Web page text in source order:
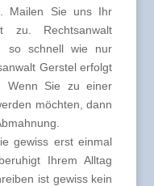
Mailen Sie uns Ihr
zu. Rechtsanwalt
so schnell wie nur
Gerstel erfolgt
Wenn Sie zu einer
möchten, dann
gewiss erst einmal
Ihrem Alltag
ist gewiss kein